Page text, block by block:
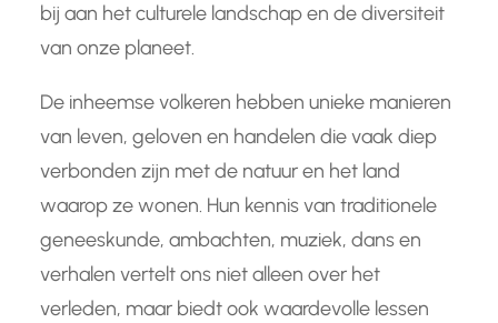
bij aan het culturele landschap en de diversiteit
van onze planeet.
De inheemse volkeren hebben unieke manieren
van leven, geloven en handelen die vaak diep
verbonden zijn met de natuur en het land
waarop ze wonen. Hun kennis van traditionele
geneeskunde, ambachten, muziek, dans en
verhalen vertelt ons niet alleen over het
verleden, maar biedt ook waardevolle lessen